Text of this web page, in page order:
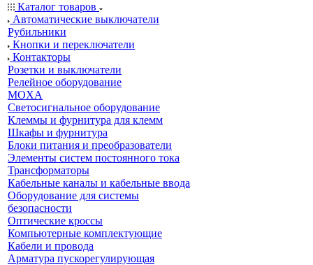
Каталог товаров
Автоматические выключатели
Рубильники
Кнопки и переключатели
Контакторы
Розетки и выключатели
Релейное оборудование
MOXA
Светосигнальное оборудование
Клеммы и фурнитура для клемм
Шкафы и фурнитура
Блоки питания и преобразователи
Элементы систем постоянного тока
Трансформаторы
Кабельные каналы и кабельные ввода
Оборудование для системы
безопасности
Оптические кроссы
Компьютерные комплектующие
Кабели и провода
Арматура пускорегулирующая